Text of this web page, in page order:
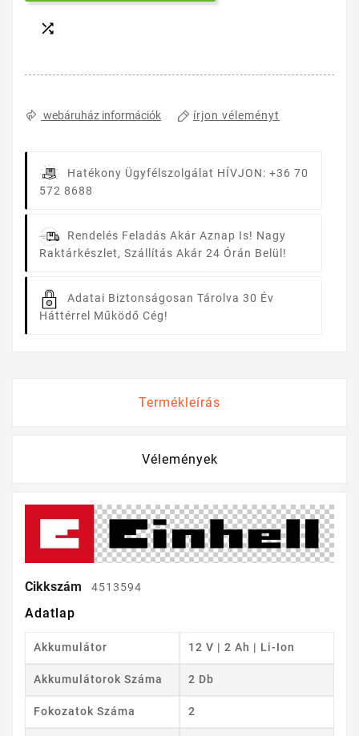

webáruház információk írjon véleményt
Hatékony Ügyfélszolgálat HÍVJON: +36 70
572 8688
Rendelés Feladás Akár Aznap Is! Nagy
Raktárkészlet, Szállítás Akár 24 Órán Belül!
Adatai Biztonságosan Tárolva 30 Év
Háttérrel Működő Cég!
Termékleírás
Vélemények
Cikkszám 4513594
Adatlap
Akkumulátor 12 V | 2 Ah | Li-Ion
Akkumulátorok Száma 2 Db
Fokozatok Száma 2